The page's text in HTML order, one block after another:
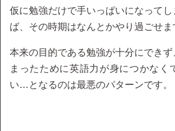
仮に勉強だけで手いっぱいになって
ば、その時期はなんとかやり過ごせま
本来の目的である勉強が十分にでき
まったために英語力が身につかなく
い…となるのは最悪のパターンです。